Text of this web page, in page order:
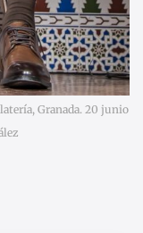
Granada. 20 junio